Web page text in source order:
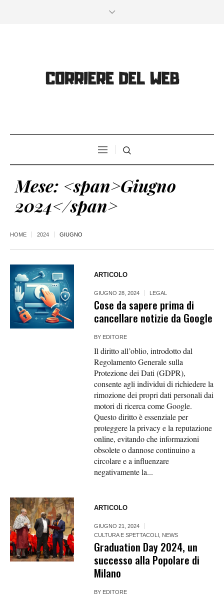
Mese: <span>Giugno
2024</span>
HOME 2024 GIUGNO
ARTICOLO
GIUGNO 28, 2024 LEGAL
Cose da sapere prima di
cancellare notizie da Google
BY EDITORE
Il diritto all’oblio, introdotto dal
Regolamento Generale sulla
Protezione dei Dati (GDPR),
consente agli individui di richiedere la
rimozione dei propri dati personali dai
motori di ricerca come Google.
Questo diritto è essenziale per
proteggere la privacy e la reputazione
online, evitando che informazioni
obsolete o dannose continuino a
circolare e a influenzare
negativamente la...
ARTICOLO
GIUGNO 21, 2024
CULTURA E SPETTACOLI
NEWS
Graduation Day 2024, un
successo alla Popolare di
Milano
BY EDITORE